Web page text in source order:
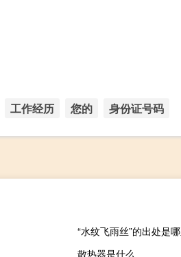
工作经历 您的 身份证号码
“水纹飞雨丝”的出处是
散热器是什么